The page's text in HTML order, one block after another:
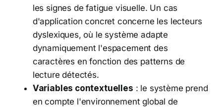
les signes de fatigue visuelle. Un cas
d'application concret concerne les lecteurs
dyslexiques, où le système adapte
dynamiquement l'espacement des
caractères en fonction des patterns de
lecture détectés.
Variables contextuelles : le système prend
en compte l'environnement global de